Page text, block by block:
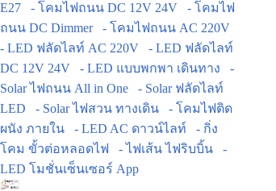
E27
- โคมไฟถนน DC 12V 24V
- โคมไฟ
ถนน DC Dimmer
- โคมไฟถนน AC 220V
- LED ฟลัดไลท์ AC 220V
- LED ฟลัดไลท์
DC 12V 24V
- LED แบบพกพา เดินทาง
-
Solar ไฟถนน All in One
- Solar ฟลัดไลท์
LED
- Solar ไฟสวน ทางเดิน
- โคมไฟติด
ผนัง ภายใน
- LED AC ดาวน์ไลท์
- กิ่ง
โคม ขั้วต่อหลอดไฟ
- ไฟเส้น ไฟริบบิ้น
-
LED โมชั่นเซ็นเซอร์ App